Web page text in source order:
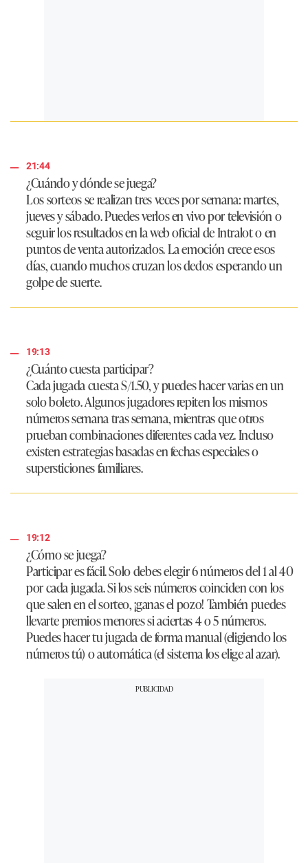
21:44
¿Cuándo y dónde se juega?
Los sorteos se realizan tres veces por semana: martes,
jueves y sábado. Puedes verlos en vivo por televisión o
seguir los resultados en la web oficial de Intralot o en
puntos de venta autorizados. La emoción crece esos
días, cuando muchos cruzan los dedos esperando un
golpe de suerte.
19:13
¿Cuánto cuesta participar?
Cada jugada cuesta S/1.50, y puedes hacer varias en un
solo boleto. Algunos jugadores repiten los mismos
números semana tras semana, mientras que otros
prueban combinaciones diferentes cada vez. Incluso
existen estrategias basadas en fechas especiales o
supersticiones familiares.
19:12
¿Cómo se juega?
Participar es fácil. Solo debes elegir 6 números del 1 al 40
por cada jugada. Si los seis números coinciden con los
que salen en el sorteo, ¡ganas el pozo! También puedes
llevarte premios menores si aciertas 4 o 5 números.
Puedes hacer tu jugada de forma manual (eligiendo los
números tú) o automática (el sistema los elige al azar).